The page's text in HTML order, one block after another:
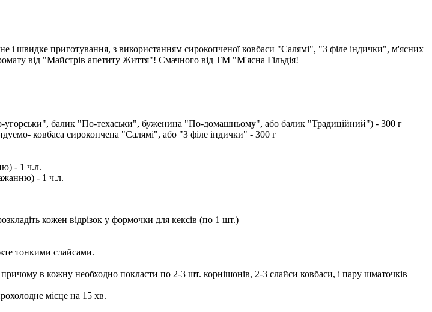
і швидке приготування, з використанням сирокопченої ковбаси "Салямі", "З філе індички", м'ясних
від "Майстрів апетиту Життя"! Смачного від ТМ "М'ясна Гільдія!
угорськи", балик "По-техаськи", буженина "По-домашньому", або балик "Традиційний") - 300 г
ковбаса сирокопчена "Салямі", або "З філе індички" - 300 г
- 1 ч.л.
- 1 ч.л.
кожен відрізок у формочки для кексів (по 1 шт.)
тонкими слайсами.
в кожну необходно покласти по 2-3 шт. корнішонів, 2-3 слайси ковбаси, і пару шматочків
місце на 15 хв.